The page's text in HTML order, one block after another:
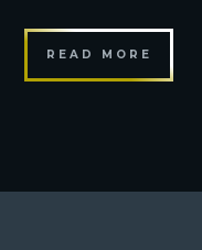
READ MORE